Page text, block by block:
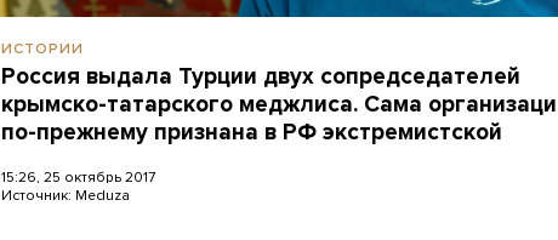
ИСТОРИИ
Россия выдала Турции двух сопредседателей
крымско-татарского меджлиса. Сама
по-прежнему признана в РФ экстремистской
15:26, 25 октябрь 2017
Источник: Meduza